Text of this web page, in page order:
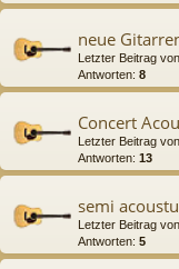
neue
Letzter Beitrag von
Antworten: 8
Concert
Letzter Beitrag von
Antworten: 13
semi
Letzter Beitrag von
Antworten: 5